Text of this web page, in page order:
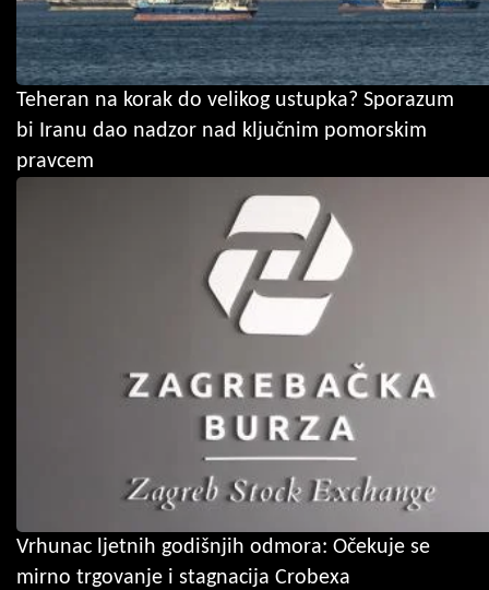
Teheran na korak do velikog ustupka? Sporazum
bi Iranu dao nadzor nad ključnim pomorskim
pravcem
Vrhunac ljetnih godišnjih odmora: Očekuje se
mirno trgovanje i stagnacija Crobexa